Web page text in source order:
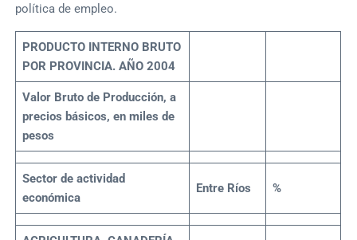
política de empleo.
PRODUCTO INTERNO BRUTO
POR PROVINCIA. AÑO 2004
Valor Bruto de Producción, a
precios básicos, en miles de
pesos
Sector de actividad
económica
Entre Ríos %